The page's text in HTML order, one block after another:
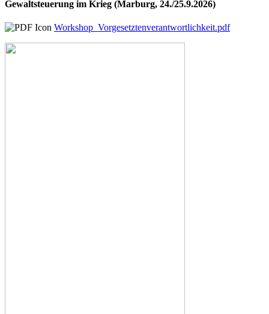
Gewaltsteuerung im Krieg (Marburg, 24./25.9.2026)
Workshop_Vorgesetztenverantwortlichkeit.pdf